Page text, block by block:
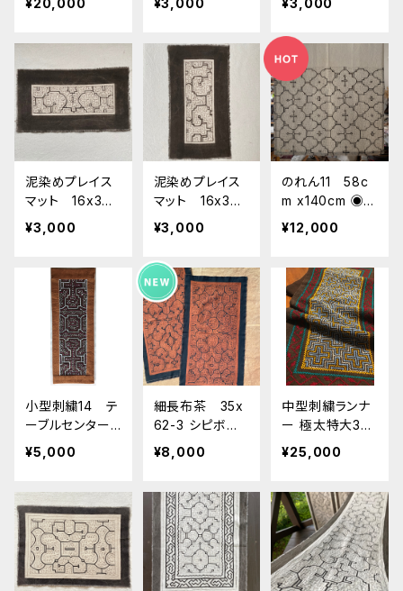
族の泥染め 南
天然染め
¥20,000
ー シピボ族の
スマット 額装
¥3,000
ルー シピボ族
の泥染め プレ
イスマット 額
¥3,000
泥染めプレイス
マット 16x30c
m 白6 南米ペル
ー シピボ族の
スマット 額装
¥3,000
泥染めプレイス
マット 16x30c
m 白5 南米ペル
ー シピボ族の
スマット 額装
¥3,000
のれん11 58c
m x140cm ◉一
枚のみ シピボ族
の泥染め 暖
カーテン 間仕
切り 目隠しカ
ーテン カフェ
カーテン 天然
草木染め 草木
染め
¥12,000
小型刺繍14 テ
ーブルセンター
細長ミニ アマ
ゾン・シピボ族の
¥5,000
細長布茶 35x
62-3 シピボ族
の泥染め テー
ブルセンター
ディネート タ
ペストリー
¥8,000
中型刺繍ランナ
ー 極太特大30x
112cm 裏加
工 アマゾン・シ
繍 AAA
¥25,000